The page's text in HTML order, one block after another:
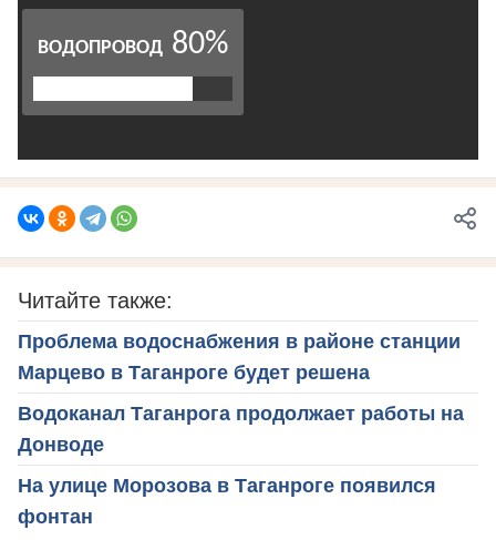
Читайте также:
Проблема водоснабжения в районе станции
Марцево в Таганроге будет решена
Водоканал Таганрога продолжает работы на
Донводе
На улице Морозова в Таганроге появился
фонтан